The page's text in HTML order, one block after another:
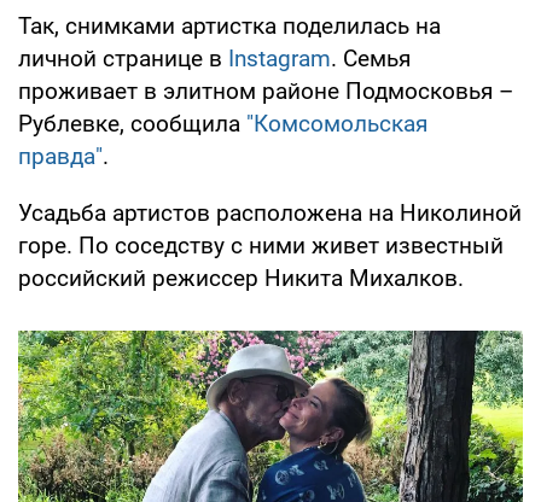
Так, снимками артистка поделилась на
личной странице в Instagram. Семья
проживает в элитном районе Подмосковья –
Рублевке, сообщила "Комсомольская
правда".
Усадьба артистов расположена на Николиной
горе. По соседству с ними живет известный
российский режиссер Никита Михалков.